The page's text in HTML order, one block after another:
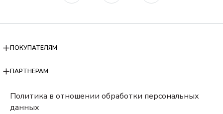
ПОКУПАТЕЛЯМ
ПАРТНЕРАМ
Политика в отношении обработки персональных
данных